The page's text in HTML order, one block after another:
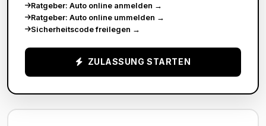
Ratgeber: Auto online anmelden →
Ratgeber: Auto online ummelden →
Sicherheitscode freilegen →
ZULASSUNG STARTEN